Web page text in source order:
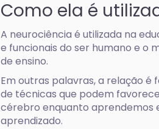
Como ela é
A neurociência é utilizada na
e funcionais do ser humano e o
de ensino.
Em outras palavras, a relação é
de técnicas que podem
cérebro enquanto aprendemos
aprendizado.